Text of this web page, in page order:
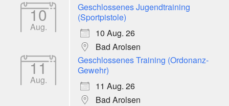
10
Aug.
Geschlossenes Jugendtraining
(Sportpistole)
10 Aug. 26
Bad Arolsen
11
Aug.
Geschlossenes Training (Ordonanz-
Gewehr)
11 Aug. 26
Bad Arolsen